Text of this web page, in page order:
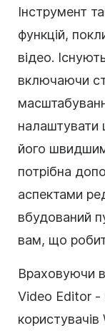
Інструмент
функцій,
відео.
включаючи
налаштувати
його
потрібна
аспектами
вбудований
вам, що
Враховуючи
Video Editor -